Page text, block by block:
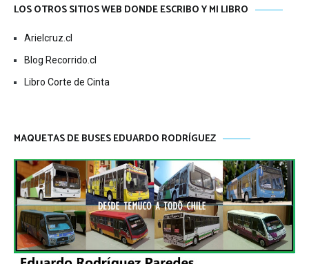
LOS OTROS SITIOS WEB DONDE ESCRIBO Y MI LIBRO
Arielcruz.cl
Blog Recorrido.cl
Libro Corte de Cinta
MAQUETAS DE BUSES EDUARDO RODRÍGUEZ